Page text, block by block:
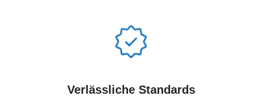
Verlässliche Standards